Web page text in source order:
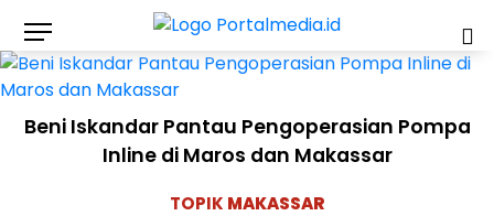
Beni Iskandar Pantau Pengoperasian Pompa
Inline di Maros dan Makassar
TOPIK MAKASSAR